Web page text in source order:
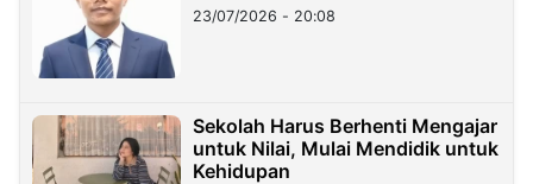
23/07/2026 - 20:08
Sekolah Harus Berhenti Mengajar
untuk Nilai, Mulai Mendidik untuk
Kehidupan